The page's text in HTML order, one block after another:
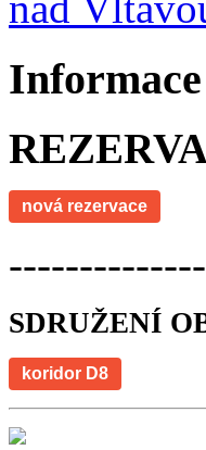
nová rezervace
SDRUŽENÍ
koridor D8